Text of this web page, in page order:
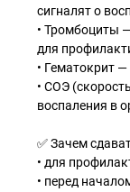
сигналят о
• Тромбоциты
для
• Гематокрит
• СОЭ
воспаления в
✅ Зачем
• для
• перед